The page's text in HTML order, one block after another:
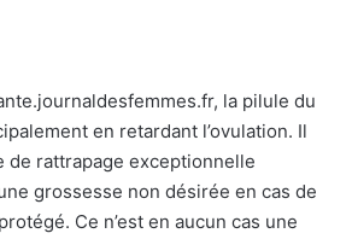
la pilule du
en retardant l’ovulation. Il
de rattrapage exceptionnelle
grossesse non désirée en cas de
Ce n’est en aucun cas une